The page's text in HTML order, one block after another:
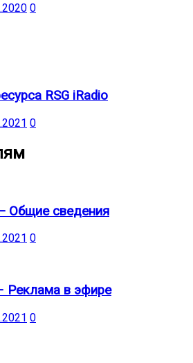
0
RSG iRadio
0
Общие сведения
0
Реклама в эфире
0